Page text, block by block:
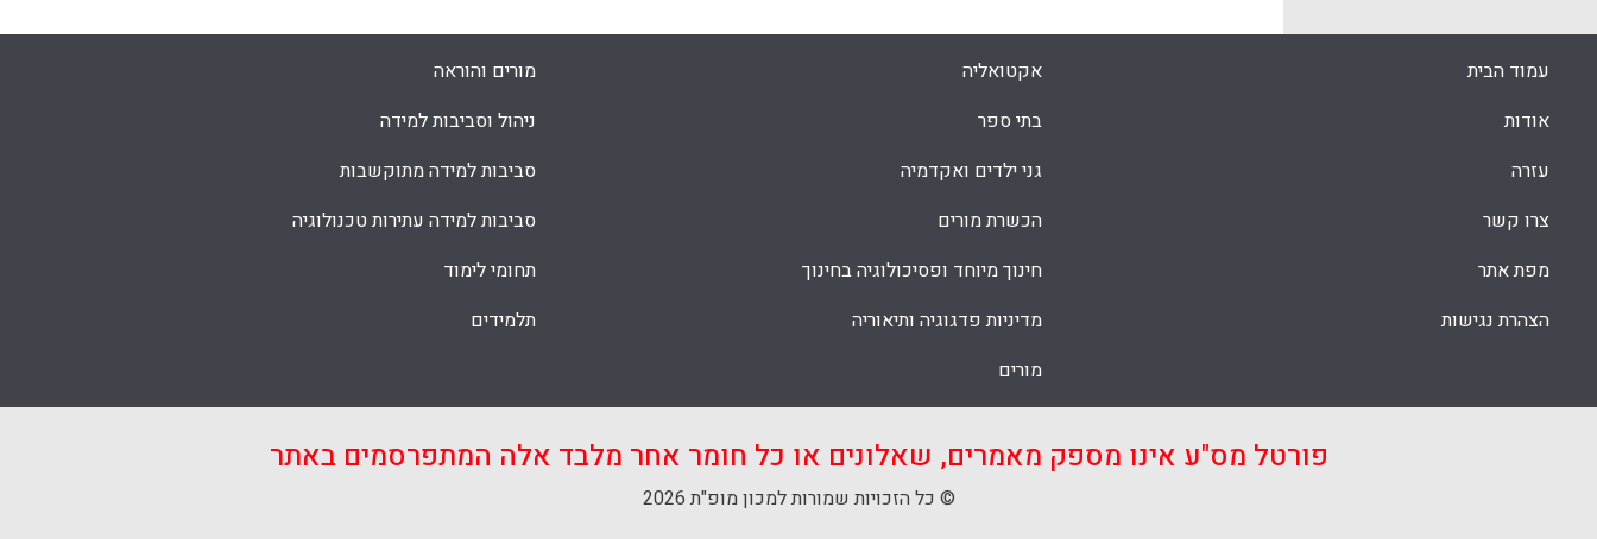
עמוד הבית
אודות
עזרה
צרו קשר
מפת אתר
הצהרת נגישות
אקטואליה
בתי ספר
גני ילדים ואקדמיה
הכשרת מורים
חינוך מיוחד ופסיכולוגיה בחינוך
מדיניות פדגוגיה ותיאוריה
מורים
מורים והוראה
ניהול וסביבות למידה
סביבות למידה מתוקשבות
סביבות למידה עתירות טכנולוגיה
תחומי לימוד
תלמידים
פורטל מס"ע אינו מספק מאמרים, שאלונים או כל חומר אחר מלבד אלה המתפרסמים באתר
© כל הזכויות שמורות למכון מופ"ת 2026